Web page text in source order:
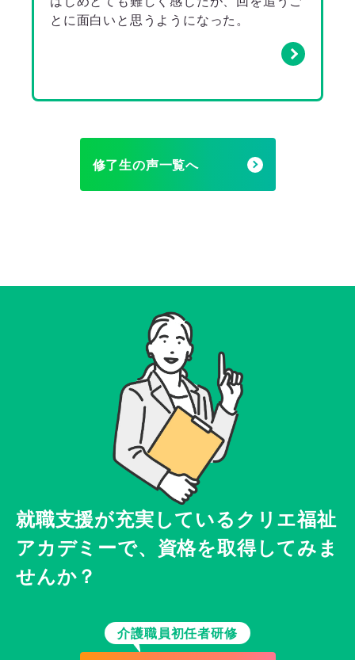
とに面白いと思うようになった。
修了生の声一覧へ
就職支援が充実している クリエ福祉
アカデミーで、 資格を取得してみま
せんか？
介護職員初任者研修